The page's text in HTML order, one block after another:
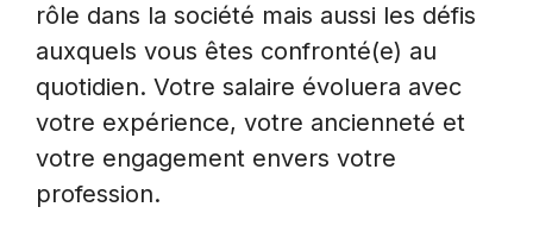
rôle dans la société mais aussi les défis
auxquels vous êtes confronté(e) au
quotidien. Votre salaire évoluera avec
votre expérience, votre ancienneté et
votre engagement envers votre
profession.